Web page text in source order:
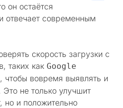
он остаётся
отвечает современным
скорость загрузки с
таких как Google
, чтобы вовремя выявлять и
Это не только улучшит
но и положительно